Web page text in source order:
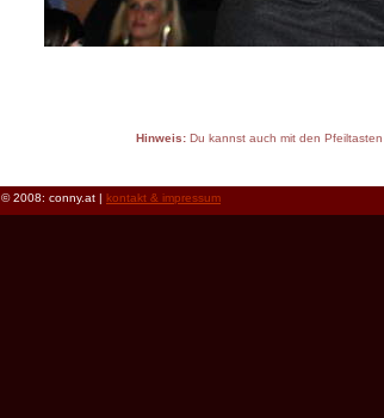
Hinweis:Du kannst auch mit den
© 2008: conny.at | kontakt & impressum